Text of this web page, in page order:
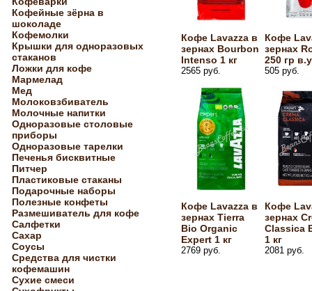
Кофейные зёрна в
шоколаде
Кофемолки
Крышки для одноразовых
стаканов
Ложки для кофе
Мармелад
Мед
Молоковзбиватель
Молочные напитки
Одноразовые столовые
приборы
Одноразовые тарелки
Печенья бисквитные
Питчер
Пластиковые стаканы
Подарочные наборы
Полезные конфеты
Размешиватель для кофе
Салфетки
Сахар
Соусы
Средства для чистки
кофемашин
Сухие смеси
Кофе Lavazza в
зернах Bourbon
Intenso 1 кг
2565 руб.
Кофе
зернах
250 гр
505 руб.
Кофе Lavazza в
зернах Tierra
Bio Organic
Expert 1 кг
2769 руб.
Кофе
зернах
Classica
1 кг
2081 руб.